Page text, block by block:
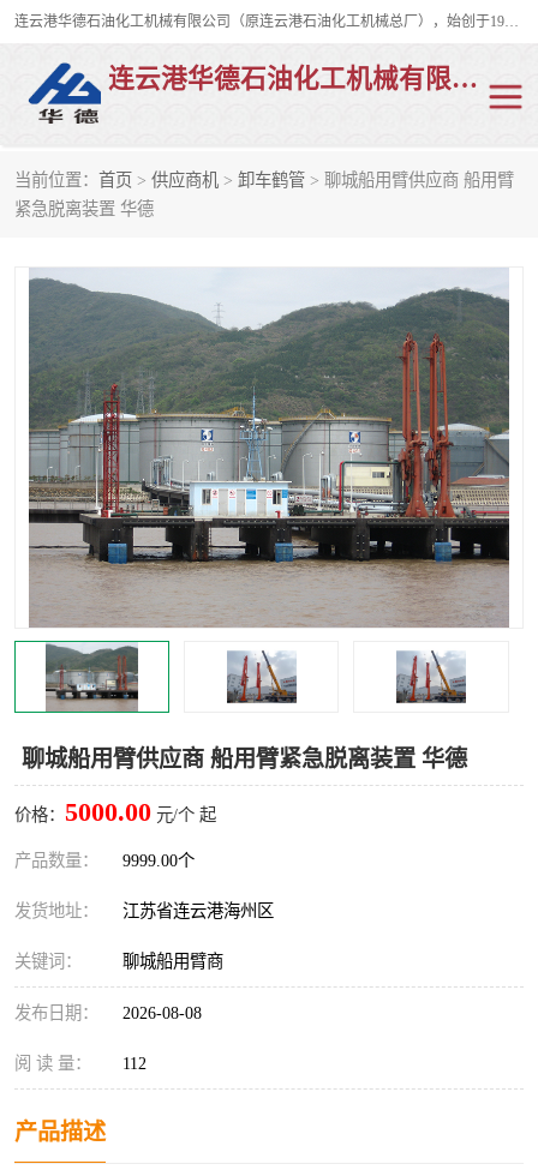
连云港华德石油化工机械有限公司（原连云港石油化工机械总厂），始创于1982年，是从事码头船用流体装卸臂、陆用流体装卸臂（鹤管）、活动梯、钢构平台、定量装车系统等全系列流体装卸设备的设计、制造、销售以及服务的专业供应商。
连云港华德石油化工机械有限公司
当前位置： 首页 > 供应商机 > 卸车鹤管 > 聊城船用臂供应商 船用臂
紧急脱离装置 华德
聊城船用臂供应商 船用臂紧急脱离装置 华德
价格： 5000.00 元/个 起
产品数量： 9999.00个
发货地址： 江苏省连云港海州区
关键词： 聊城船用臂商
发布日期： 2026-08-08
阅 读 量： 112
产品描述
陆用流体装卸臂
液氨鹤管 液氯鹤管
LNG鹤管 活动梯
平台栈桥 卸车鹤管
装车鹤管 输油臂
紧急脱离干式接头 火车鹤管
汽车鹤管 顶部鹤管
底部鹤管 低温鹤管
浮动出油装置 鹤管